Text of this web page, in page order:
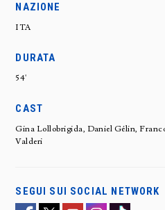
NAZIONE
ITA
DURATA
54'
CAST
Gina Lollobrigida, Daniel Gélin,
Valderi
SEGUI SUI SOCIAL NETWORK